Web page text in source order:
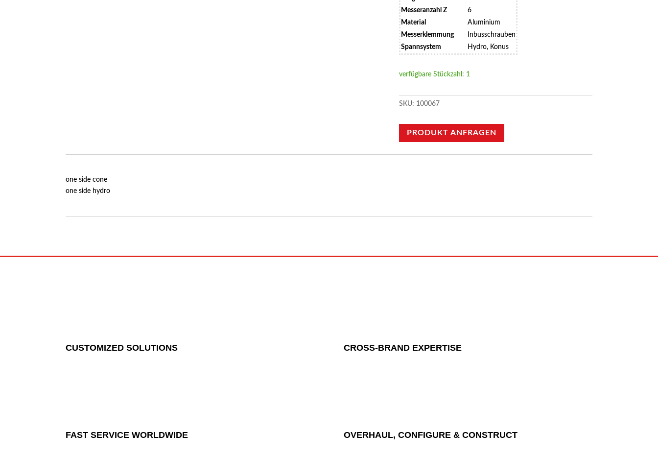
Messeranzahl Z
6
Material
Aluminium
Messerklemmung
Inbusschrauben
Spannsystem
Hydro, Konus
verfügbare Stückzahl: 1
SKU: 100067
PRODUKT ANFRAGEN
one side cone
one side hydro
CUSTOMIZED SOLUTIONS CROSS-BRAND EXPERTISE
FAST SERVICE WORLDWIDE OVERHAUL, CONFIGURE & CONSTRUCT